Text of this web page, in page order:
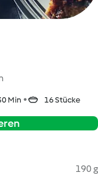
Min 16 Stücke
190 g